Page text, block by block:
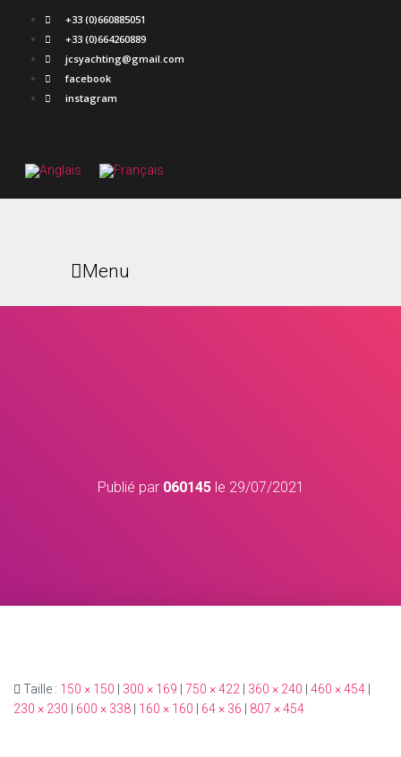
+33 (0)660885051
+33 (0)664260889
jcsyachting@gmail.com
facebook
instagram
Menu
Publié par 060145le 29/07/2021
Taille : 150 × 150 300 × 169 750 × 422 360 × 240 460 × 454
230 × 230
600 × 338 160 × 160 64 × 36 807 × 454